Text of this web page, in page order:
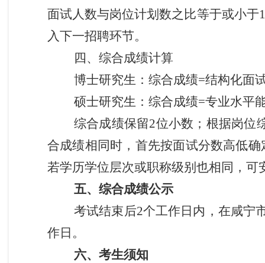
面试人数与岗位计划数之比等于或小于
入下一招聘环节。
四、 综合成绩计算
博士研究生：综合成绩=结构化面
硕士研究生：综合成绩=专业水平
综合成绩保留2位小数；根据岗位
合成绩相同时，首先按面试分数高低
若学历学位层次或职称级别也相同， 可
五、综合成绩公示
考试结束后2个工作日内，在咸宁
作日。
六、 考生须知